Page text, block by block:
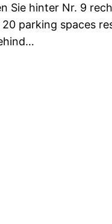
Sie hinter Nr. 9
parking spaces